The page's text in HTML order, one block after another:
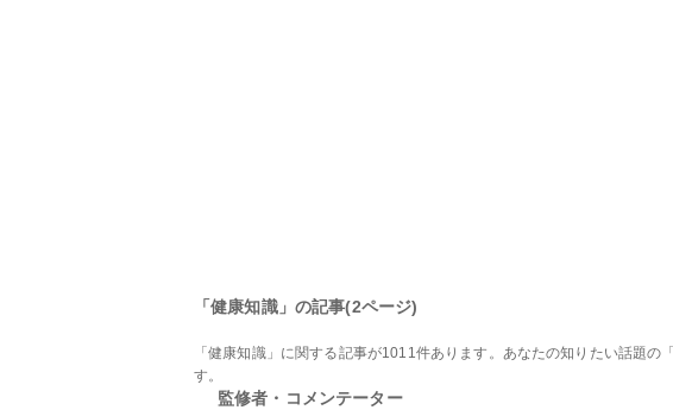
「健康知識」の記事(2ページ)
「健康知識」に関する記事が1011件あります。あなたの知りたい話題の
す。
監修者・コメンテーター